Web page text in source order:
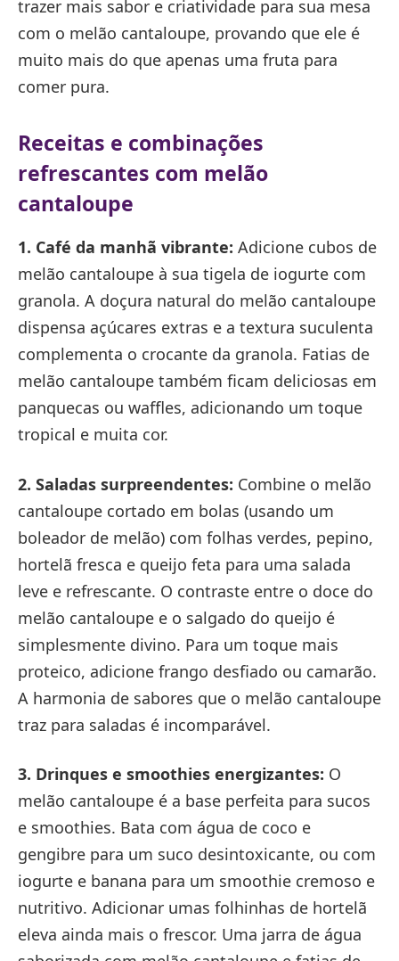
trazer mais sabor e criatividade para sua mesa
com o melão cantaloupe, provando que ele é
muito mais do que apenas uma fruta para
comer pura.
Receitas e combinações
refrescantes com melão
cantaloupe
1. Café da manhã vibrante: Adicione cubos de
melão cantaloupe à sua tigela de iogurte com
granola. A doçura natural do melão cantaloupe
dispensa açúcares extras e a textura suculenta
complementa o crocante da granola. Fatias de
melão cantaloupe também ficam deliciosas em
panquecas ou waffles, adicionando um toque
tropical e muita cor.
2. Saladas surpreendentes: Combine o melão
cantaloupe cortado em bolas (usando um
boleador de melão) com folhas verdes, pepino,
hortelã fresca e queijo feta para uma salada
leve e refrescante. O contraste entre o doce do
melão cantaloupe e o salgado do queijo é
simplesmente divino. Para um toque mais
proteico, adicione frango desfiado ou camarão.
A harmonia de sabores que o melão cantaloupe
traz para saladas é incomparável.
3. Drinques e smoothies energizantes: O
melão cantaloupe é a base perfeita para sucos
e smoothies. Bata com água de coco e
gengibre para um suco desintoxicante, ou com
iogurte e banana para um smoothie cremoso e
nutritivo. Adicionar umas folhinhas de hortelã
eleva ainda mais o frescor. Uma jarra de água